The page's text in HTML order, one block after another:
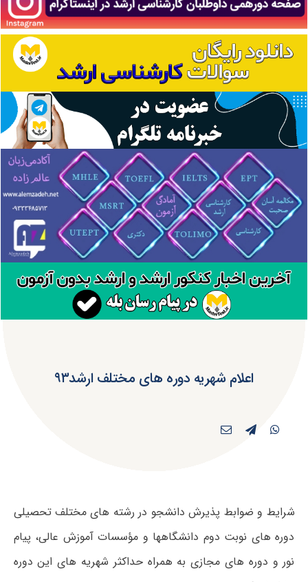
اعلام شهریه دوره های مختلف ارشد۹۳
شرایط و ضوابط پذیرش دانشجو در رشته های مختلف تحصیلی
دوره های نوبت دوم دانشگاهها و مؤسسات آموزش عالی، پیام
نور و دوره های مجازی به همراه حداکثر شهریه های این دوره